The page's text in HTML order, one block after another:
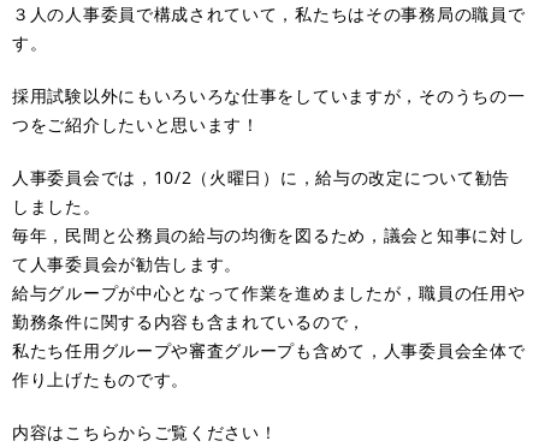
３人の人事委員で構成されていて，私たちはその事務局の職員で
す。
採用試験以外にもいろいろな仕事をしていますが，そのうちの一
つをご紹介したいと思います！
人事委員会では，10/2（火曜日）に，給与の改定について勧告
しました。
毎年，民間と公務員の給与の均衡を図るため，議会と知事に対し
て人事委員会が勧告します。
給与グループが中心となって作業を進めましたが，職員の任用や
勤務条件に関する内容も含まれているので，
私たち任用グループや審査グループも含めて，人事委員会全体で
作り上げたものです。
内容はこちらからご覧ください！